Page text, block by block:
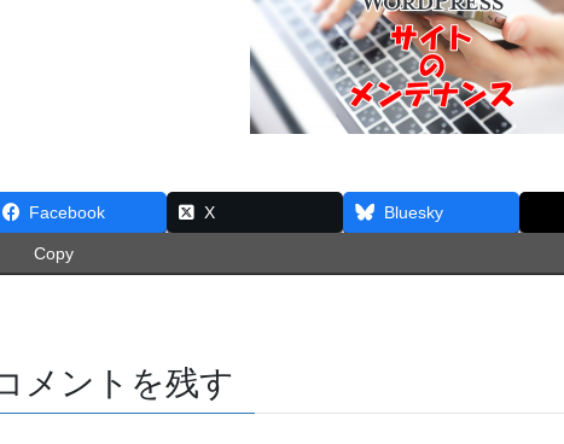
Facebook X Bluesky
Copy
メントを残す